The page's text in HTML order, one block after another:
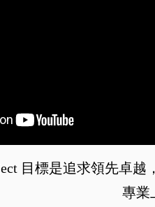
目標是追求領先卓
專業